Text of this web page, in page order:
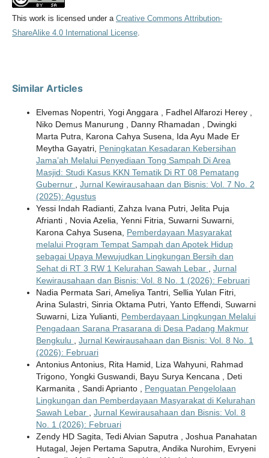
This work is licensed under a Creative Commons Attribution-
ShareAlike 4.0 International License.
Similar Articles
Elvemas Nopentri, Yogi Anggara , Fadhel Alfarozi Herey ,
Niko Demus Manurung , Danny Rhamadan , Dwingki
Marta Putra, Karona Cahya Susena, Ida Ayu Made Er
Meytha Gayatri, Peningkatan Kesadaran Kebersihan
Jama’ah Melalui Penyediaan Tong Sampah Di Area
Masjid: Studi Kasus KKN Tematik Di RT 08 Pematang
Gubernur
Jurnal Kewirausahaan dan Bisnis: Vol. 7 No. 2
(2025): Agustus
Yessi Indah Radianti, Zahza Ivana Putri, Jelita Puja
Afrianti , Novia Azelia, Yenni Fitria, Suwarni Suwarni,
Karona Cahya Susena, Pemberdayaan Masyarakat
melalui Program Tempat Sampah dan Apotek Hidup
sebagai Upaya Mewujudkan Lingkungan Bersih dan
Sehat di RT 3 RW 1 Kelurahan Sawah Lebar
Jurnal
Kewirausahaan dan Bisnis: Vol. 8 No. 1 (2026): Februari
Nadia Permata Sari, Ameliya Tantri, Sellia Yulan Fitri,
Arina Sulastri, Sinria Oktama Putri, Yanto Effendi, Suwarni
Suwarni, Liza Yulianti, Pemberdayaan Lingkungan Melalui
Pengadaan Sarana Prasarana di Desa Padang Makmur
Bengkulu
Jurnal Kewirausahaan dan Bisnis: Vol. 8 No. 1
(2026): Februari
Antonius Antonius, Rita Hamid, Liza Wahyuni, Rahmad
Trigono, Yongki Guswandi, Bayu Surya Kencana , Deti
Karmanita , Sandi Aprianto , Penguatan Pengelolaan
Lingkungan dan Pemberdayaan Masyarakat di Kelurahan
Sawah Lebar
Jurnal Kewirausahaan dan Bisnis: Vol. 8
No. 1 (2026): Februari
Zendy HD Sagita, Tedi Alvian Saputra , Joshua Panahatan
Hutagal, Jejen Pertama Saputra, Andika Nurohim, Evryeni